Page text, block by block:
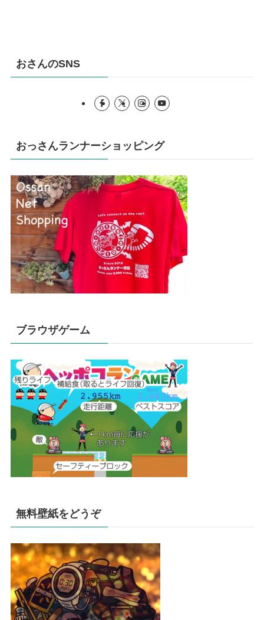
おさんのSNS
おっさんランナーショッピング
ブラウザゲーム
無料壁紙をどうぞ